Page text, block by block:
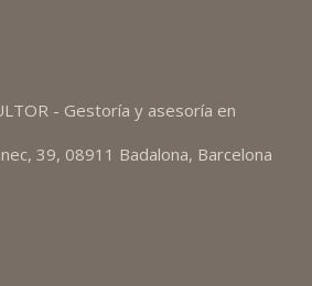
- Gestoría y asesoría en
39, 08911 Badalona, Barcelona